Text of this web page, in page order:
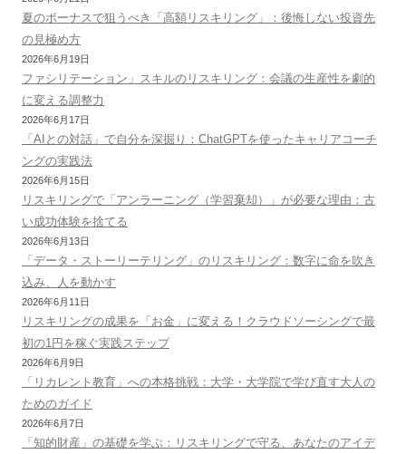
夏のボーナスで狙うべき「高額リスキリング」：後悔しない投資先
の見極め方
2026年6月19日
ファシリテーション」スキルのリスキリング：会議の生産性を劇的
に変える調整力
2026年6月17日
「AIとの対話」で自分を深掘り：ChatGPTを使ったキャリアコーチ
ングの実践法
2026年6月15日
リスキリングで「アンラーニング（学習棄却）」が必要な理由：古
い成功体験を捨てる
2026年6月13日
「データ・ストーリーテリング」のリスキリング：数字に命を吹き
込み、人を動かす
2026年6月11日
リスキリングの成果を「お金」に変える！クラウドソーシングで最
初の1円を稼ぐ実践ステップ
2026年6月9日
「リカレント教育」への本格挑戦：大学・大学院で学び直す大人の
ためのガイド
2026年6月7日
「知的財産」の基礎を学ぶ：リスキリングで守る、あなたのアイデ